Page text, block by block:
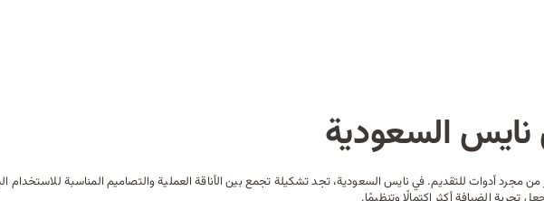
السعودية
أدوات للتقديم. في نايس السعودية، تجد تشكيلة تجمع بين الأناقة العملية والتصاميم المناسبة